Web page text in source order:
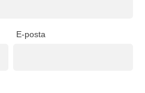
E-posta